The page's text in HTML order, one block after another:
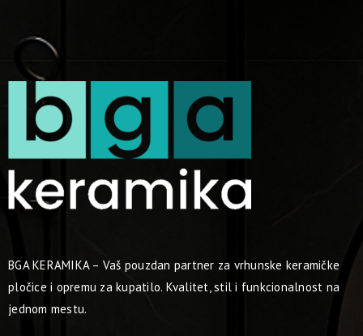
BGA KERAMIKA – Vaš pouzdan partner za vrhunske keramičke
pločice i opremu za kupatilo. Kvalitet, stil i funkcionalnost na
jednom mestu.